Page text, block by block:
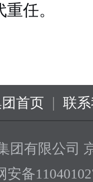
任。
首页 | 联
团有限公司
安备